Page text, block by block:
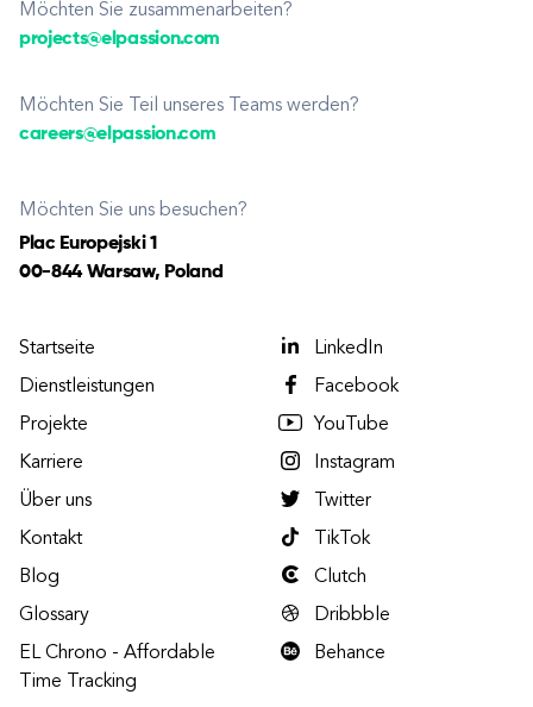
Möchten Sie zusammenarbeiten?
projects@elpassion.com
Möchten Sie Teil unseres Teams werden?
careers@elpassion.com
Möchten Sie uns besuchen?
Plac Europejski 1
00-844 Warsaw, Poland
Startseite
Dienstleistungen
Projekte
Karriere
Über uns
Kontakt
Blog
Glossary
EL Chrono - Affordable
Time Tracking
LinkedIn
Facebook
YouTube
Instagram
Twitter
TikTok
Clutch
Dribbble
Behance